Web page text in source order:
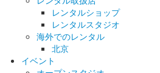
レンタルショップ
レンタルスタジオ
海外でのレンタル
北京
イベント